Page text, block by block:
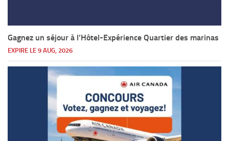
Gagnez un séjour à l’Hôtel-Expérience Quartier des marinas
EXPIRE LE 9 AUG, 2026